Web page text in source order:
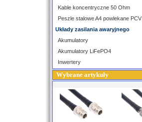
Kable koncentryczne 50 Ohm
Peszle stalowe A4 powlekane PCV
Układy zasilania awaryjnego
Akumulatory
Akumulatory LiFePO4
Inwertery
Wybrane artykuły